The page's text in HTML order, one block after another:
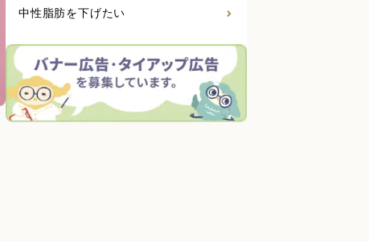
中性脂肪を下げたい